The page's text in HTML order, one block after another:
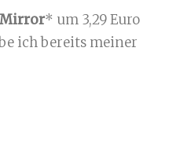
Mirror* um 3,29 Euro
ich bereits meiner